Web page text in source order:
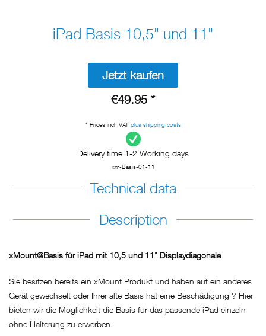
iPad Basis 10,5" und 11"
Jetzt kaufen
€49.95 *
* Prices incl. VAT plus shipping costs
Delivery time 1-2 Working days
xm-Basis-01-11
Technical data
Description
xMount@Basis für iPad mit 10,5 und 11" Displaydiagonale
Sie besitzen bereits ein xMount Produkt und haben auf ein anderes
Gerät gewechselt oder Ihrer alte Basis hat eine Beschädigung ? Hier
bieten wir die Möglichkeit die Basis für das passende iPad einzeln
ohne Halterung zu erwerben.